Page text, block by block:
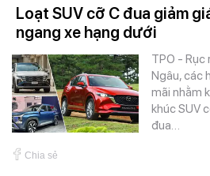
Loạt SUV cỡ C đua giảm
ngang xe hạng dưới
TPO -
Ngâu, các
mãi nhằm
khúc SUV
đua…
Chia sẻ